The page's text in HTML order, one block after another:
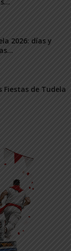
2026: días y
Fiestas de Tudela